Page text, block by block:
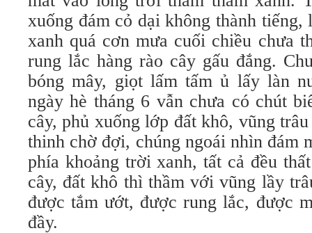
xuống đám cỏ dại không thành tiếng,
xanh quá cơn mưa cuối chiều chưa
rung lắc hàng rào cây gấu đắng.
bóng mây, giọt lấm tấm ủ lấy làn
ngày hè tháng 6 vẫn chưa có chút
cây, phủ xuống lớp đất khô, vũng
thinh chờ đợi, chúng ngoái nhìn đám
phía khoảng trời xanh, tất cả đều
cây, đất khô thì thầm với vũng lầy
được tắm ướt, được rung lắc, được
đầy.